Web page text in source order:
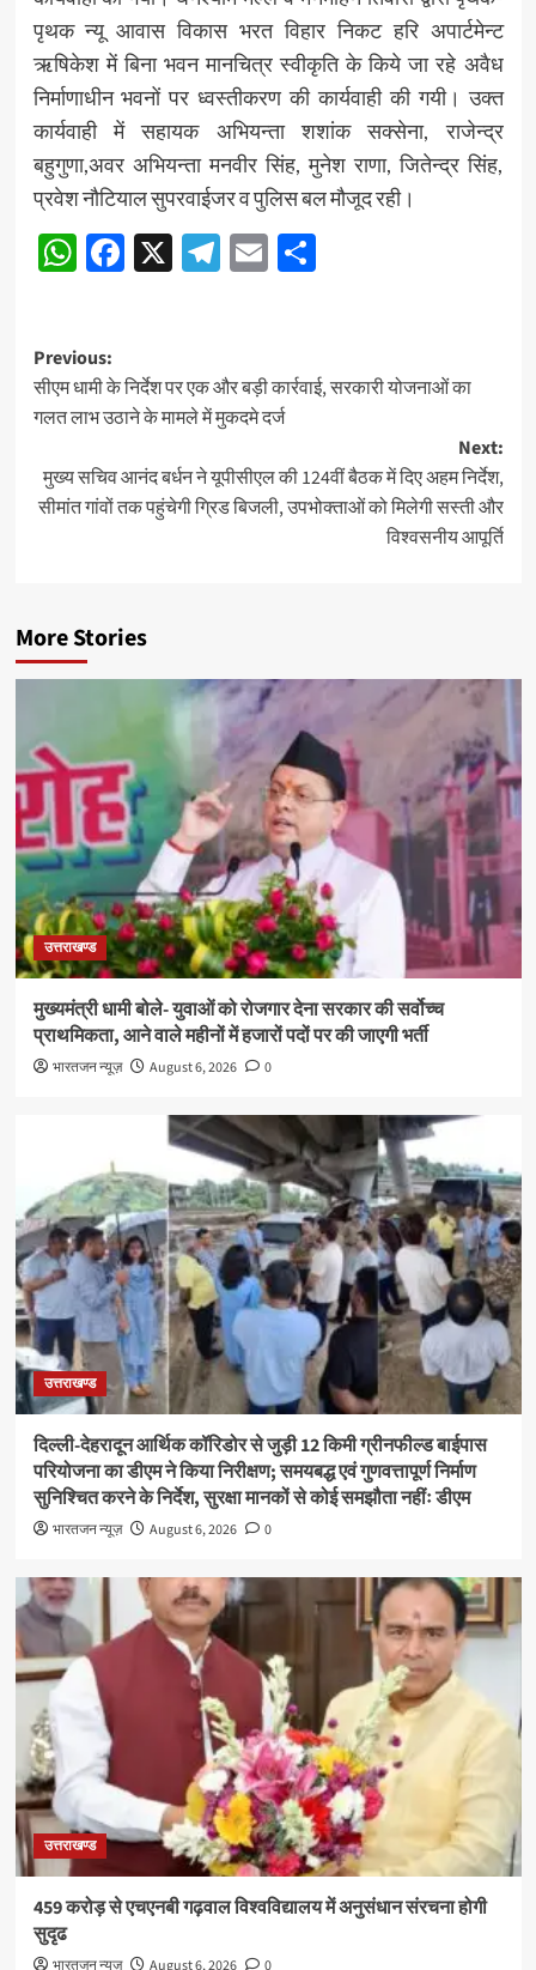
पृथक न्यू आवास विकास भरत विहार निकट हरि अपार्टमेन्ट
ऋषिकेश में बिना भवन मानचित्र स्वीकृति के किये जा रहे अवैध
निर्माणाधीन भवनों पर ध्वस्तीकरण की कार्यवाही की गयी। उक्त
कार्यवाही में सहायक अभियन्ता शशांक सक्सेना, राजेन्द्र
बहुगुणा,अवर अभियन्ता मनवीर सिंह, मुनेश राणा, जितेन्द्र सिंह,
प्रवेश नौटियाल सुपरवाईजर व पुलिस बल मौजूद रही।
WhatsApp
Facebook
X Telegram
EmailShare
Post
navigation
Previous:
सीएम धामी के निर्देश पर एक और बड़ी कार्रवाई, सरकारी योजनाओं का
गलत लाभ उठाने के मामले में मुकदमे दर्ज
Next:
मुख्य सचिव आनंद बर्धन ने यूपीसीएल की 124वीं बैठक में दिए अहम निर्देश,
सीमांत गांवों तक पहुंचेगी ग्रिड बिजली, उपभोक्ताओं को मिलेगी सस्ती और
विश्वसनीय आपूर्ति
More Stories
उत्तराखण्ड
मुख्यमंत्री धामी बोले- युवाओं को रोजगार देना सरकार की सर्वोच्च
प्राथमिकता, आने वाले महीनों में हजारों पदों पर की जाएगी भर्ती
भारतजन न्यूज़ August 6, 2026 0
उत्तराखण्ड
दिल्ली-देहरादून आर्थिक कॉरिडोर से जुड़ी 12 किमी ग्रीनफील्ड बाईपास
परियोजना का डीएम ने किया निरीक्षण; समयबद्ध एवं गुणवत्तापूर्ण निर्माण
सुनिश्चित करने के निर्देश, सुरक्षा मानकों से कोई समझौता नहींः डीएम
भारतजन न्यूज़ August 6, 2026 0
उत्तराखण्ड
459 करोड़ से एचएनबी गढ़वाल विश्वविद्यालय में अनुसंधान संरचना होगी
सुदृढ